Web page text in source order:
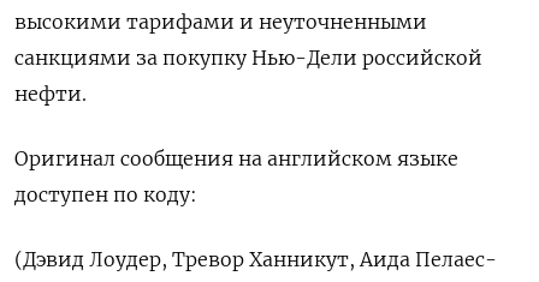
высокими тарифами и неуточненными
санкциями за покупку Нью-Дели российской
нефти.
Оригинал сообщения на английском языке
доступен по коду:
(Дэвид Лоудер, Тревор Ханникут, Аида Пелаес-